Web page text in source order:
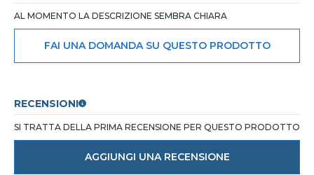
AL MOMENTO LA DESCRIZIONE SEMBRA CHIARA
FAI UNA DOMANDA SU QUESTO PRODOTTO
RECENSIONI
SI TRATTA DELLA PRIMA RECENSIONE PER QUESTO PRODOTTO
AGGIUNGI UNA RECENSIONE